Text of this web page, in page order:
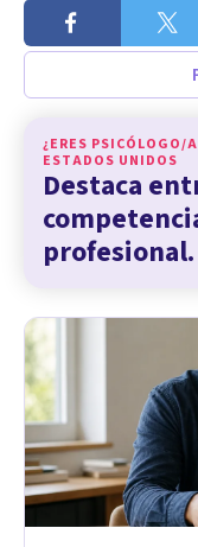
¿ERES PSICÓLOGO/
ESTADOS UNIDOS
Destaca
profesional.